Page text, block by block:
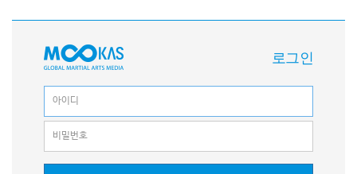
로그인